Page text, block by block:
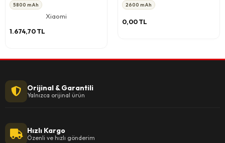
5800 mAh
Xiaomi
1.674,70 TL
2600 mAh
0,00 TL
Orijinal & Garantili
Yalnızca orijinal ürün
Hızlı Kargo
Özenli ve hızlı gönderim